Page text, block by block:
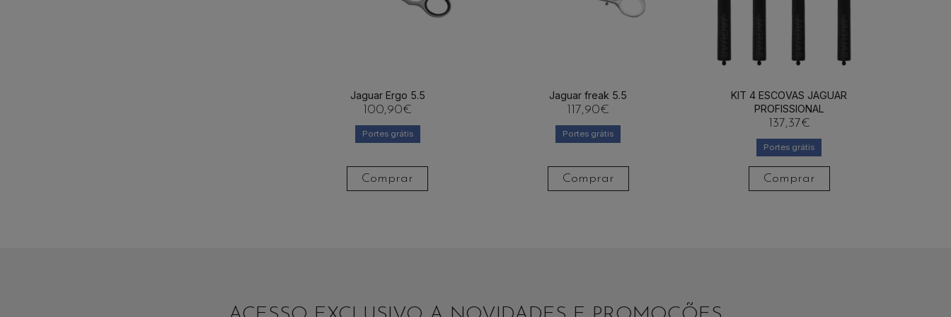
Jaguar Ergo 5.5
100,90€
Portes grátis
Comprar
Jaguar freak 5.5
117,90€
Portes grátis
Comprar
KIT 4 ESCOVAS JAGUAR
PROFISSIONAL
137,37€
Portes grátis
Comprar